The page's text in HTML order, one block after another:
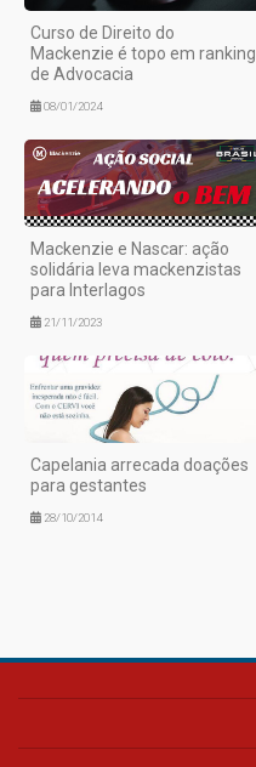
Curso de Direito do
Mackenzie é topo em ranking
de Advocacia
08/01/2024
Mackenzie e Nascar: ação
solidária leva mackenzistas
para Interlagos
21/11/2023
Capelania arrecada doações
para gestantes
28/10/2014